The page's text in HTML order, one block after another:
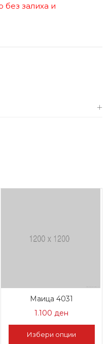
без залиха и
Маица 4031
1.100 ден
Избери опции